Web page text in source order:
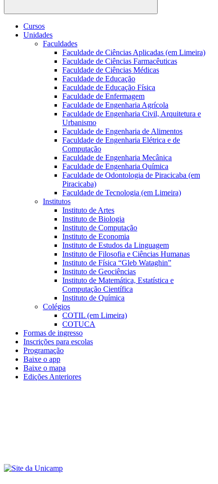
Buscar
Cursos
Unidades
Faculdades
Faculdade de Ciências Aplicadas (em Limeira)
Faculdade de Ciências Farmacêuticas
Faculdade de Ciências Médicas
Faculdade de Educação
Faculdade de Educação Física
Faculdade de Enfermagem
Faculdade de Engenharia Agrícola
Faculdade de Engenharia Civil, Arquitetura e
Urbanismo
Faculdade de Engenharia de Alimentos
Faculdade de Engenharia Elétrica e de
Computação
Faculdade de Engenharia Mecânica
Faculdade de Engenharia Química
Faculdade de Odontologia de Piracicaba (em
Piracicaba)
Faculdade de Tecnologia (em Limeira)
Institutos
Instituto de Artes
Instituto de Biologia
Instituto de Computação
Instituto de Economia
Instituto de Estudos da Linguagem
Instituto de Filosofia e Ciências Humanas
Instituto de Física “Gleb Wataghin”
Instituto de Geociências
Instituto de Matemática, Estatística e
Computação Científica
Instituto de Química
Colégios
COTIL (em Limeira)
COTUCA
Formas de ingresso
Inscrições para escolas
Programação
Baixe o app
Baixe o mapa
Edições Anteriores